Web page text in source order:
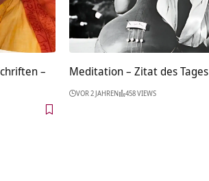
–
Meditation – Zitat des Tages
VOR 2 JAHREN 458 VIEWS